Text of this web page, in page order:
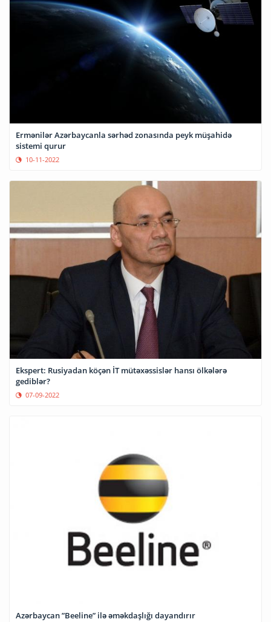
Ermənilər Azərbaycanla sərhəd zonasında peyk müşahidə
sistemi qurur
10-11-2022
Ekspert: Rusiyadan köçən İT mütəxəssislər hansı ölkələrə
gediblər?
07-09-2022
Azərbaycan ”Beeline” ilə əməkdaşlığı dayandırır